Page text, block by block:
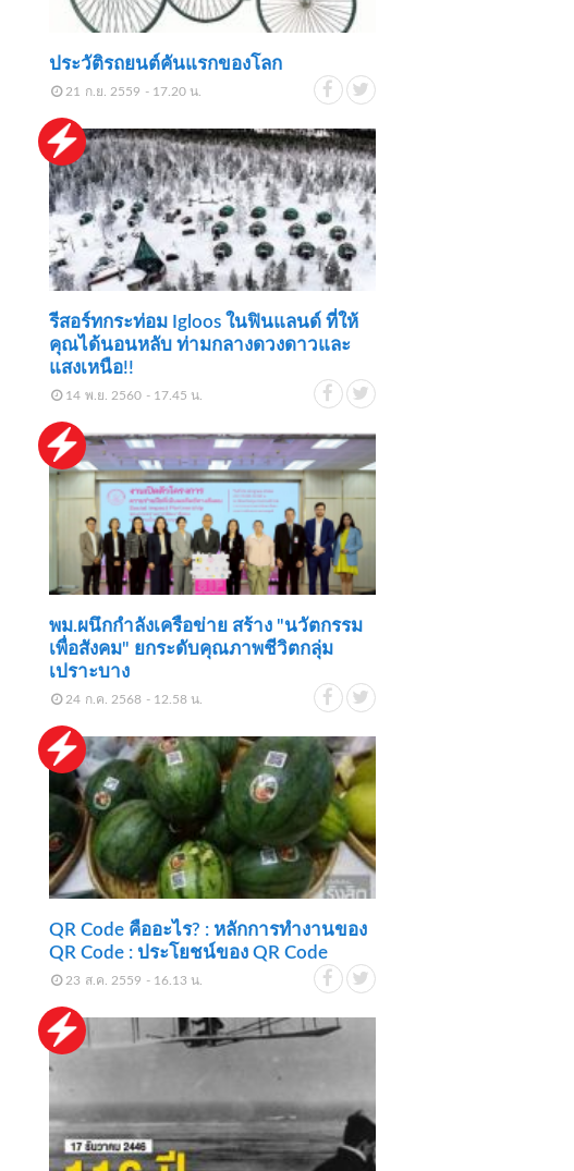
ประวัติรถยนต์คันแรกของโลก
21 ก.ย. 2559 - 17.20 น.
รีสอร์ทกระท่อม Igloos ในฟินแลนด์ ที่ให้
คุณได้นอนหลับ ท่ามกลางดวงดาวและ
แสงเหนือ!!
14 พ.ย. 2560 - 17.45 น.
พม.ผนึกกำลังเครือข่าย สร้าง "นวัตกรรม
เพื่อสังคม" ยกระดับคุณภาพชีวิตกลุ่ม
เปราะบาง
24 ก.ค. 2568 - 12.58 น.
QR Code คืออะไร? : หลักการทำงานของ
QR Code : ประโยชน์ของ QR Code
23 ส.ค. 2559 - 16.13 น.